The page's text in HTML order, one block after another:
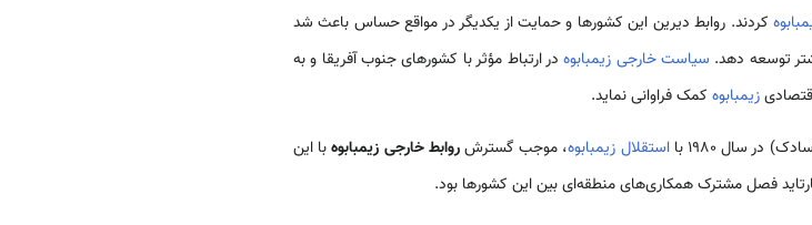
کردند. روابط دیرین این کشورها و حمایت از یکدیگر در مواقع حساس باعث شد
توسعه دهد. سیاست خارجی زیمبابوهدر ارتباط مؤثر با کشورهای جنوب آفریقا و به
زیمبابوه کمک فراوانی نماید.
در سال 1980 با استقلال زیمبابوه، موجب گسترشروابط خارجی زیمبابوهبا این
فصل مشترک همکاری‌های منطقه‌ای بین این کشورها بود.